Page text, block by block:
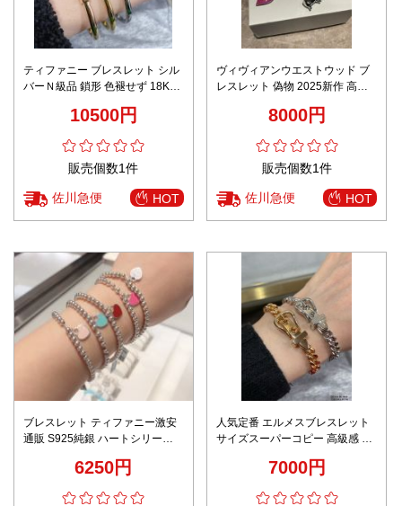
ティファニー ブレスレット シル
バーＮ級品 鎖形 色褪せず 18Kゴ
10500円
販売個数1件
佐川急便 HOT
ヴィヴィアンウエストウッド ブ
レスレット 偽物 2025新作 高再
気チャーム 安心サイト限定
8000円
販売個数1件
佐川急便 HOT
ブレスレット ティファニー激安
通販 S925純銀 ハートシリーズ
6250円
人気定番 エルメスブレスレット
サイズスーパーコピー 高級感 シ
7000円